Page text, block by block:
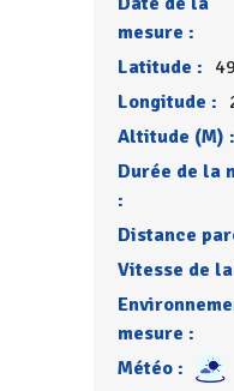
mesure :
Latitude :
Longitude :
Altitude (M) :
Durée de la
:
Distance
Vitesse de
mesure :
Météo :